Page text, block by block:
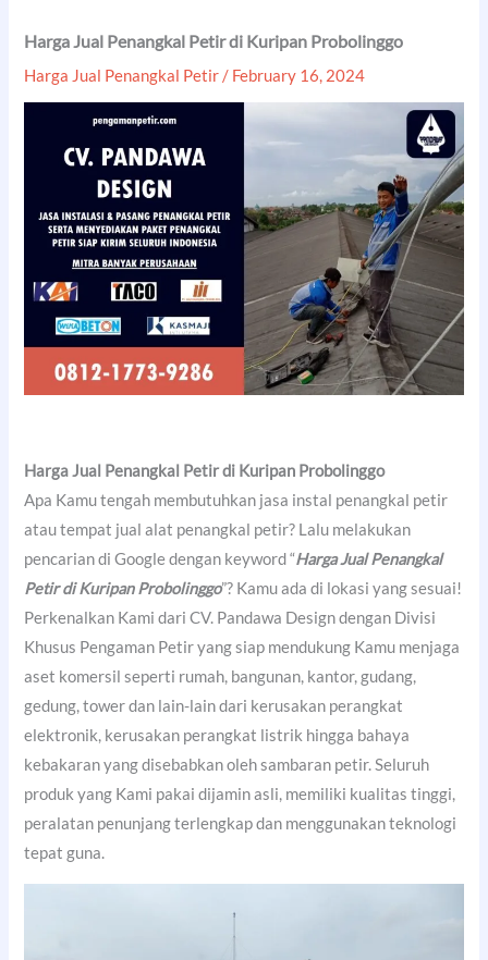
Harga Jual Penangkal Petir di Kuripan Probolinggo
Harga Jual Penangkal Petir / February 16, 2024
Harga Jual Penangkal Petir di Kuripan Probolinggo
Apa Kamu tengah membutuhkan jasa instal penangkal petir
atau tempat jual alat penangkal petir? Lalu melakukan
pencarian di Google dengan keyword “Harga Jual Penangkal
Petir di Kuripan Probolinggo”? Kamu ada di lokasi yang sesuai!
Perkenalkan Kami dari CV. Pandawa Design dengan Divisi
Khusus Pengaman Petir yang siap mendukung Kamu menjaga
aset komersil seperti rumah, bangunan, kantor, gudang,
gedung, tower dan lain-lain dari kerusakan perangkat
elektronik, kerusakan perangkat listrik hingga bahaya
kebakaran yang disebabkan oleh sambaran petir. Seluruh
produk yang Kami pakai dijamin asli, memiliki kualitas tinggi,
peralatan penunjang terlengkap dan menggunakan teknologi
tepat guna.